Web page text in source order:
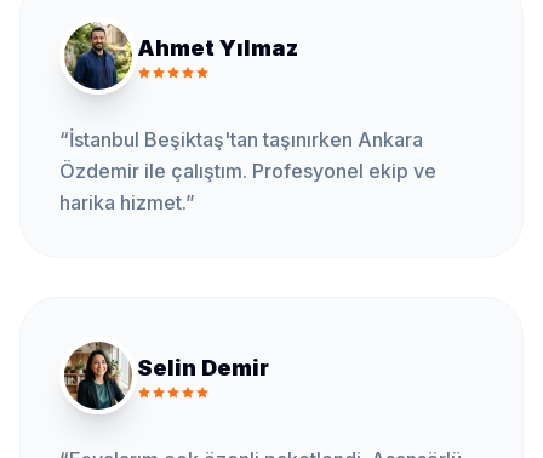
Ahmet Yılmaz
“İstanbul Beşiktaş'tan taşınırken Ankara
Özdemir ile çalıştım. Profesyonel ekip ve
harika hizmet.”
Selin Demir